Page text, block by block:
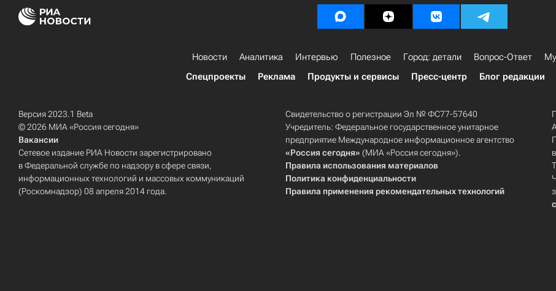
Новости Аналитика Интервью Полезное Город: детали Вопрос-Ответ
Спецпроекты
Реклама Продукты и сервисы Пресс-центр Блог редакции
Версия 2023.1 Beta
© 2026 МИА «Россия сегодня»
Вакансии
Сетевое издание РИА Новости зарегистрировано
в Федеральной службе по надзору в сфере связи,
информационных технологий и массовых коммуникаций
(Роскомнадзор) 08 апреля 2014 года.
Свидетельство о регистрации Эл № ФС77-57640
Учредитель: Федеральное государственное унитарное
предприятие Международное информационное агентство
«Россия сегодня» (МИА «Россия сегодня»).
Правила использования материалов
Политика конфиденциальности
Правила применения рекомендательных технологий